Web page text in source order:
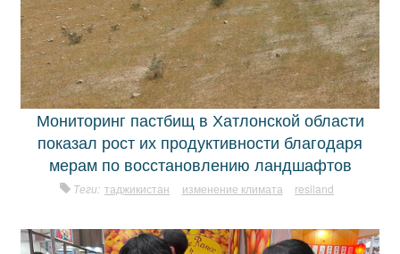
Мониторинг пастбищ в Хатлонской области
показал рост их продуктивности благодаря
мерам по восстановлению ландшафтов
Теги: таджикистан изменение климата resiland